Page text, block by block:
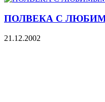
ПОЛВЕКА С
21.12.2002